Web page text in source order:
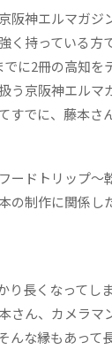
阪神エルマガジ
く持っている
に2冊の高知を
う京阪神エル
すでに、藤本さ
ードトリップ～
の制作に関係
り長くなってし
さん、カメラ
んな縁もあって